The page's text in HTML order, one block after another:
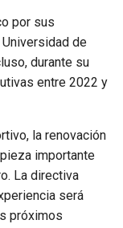
por sus
de
durante su
entre 2022 y
la renovación
importante
La directiva
será
próximos